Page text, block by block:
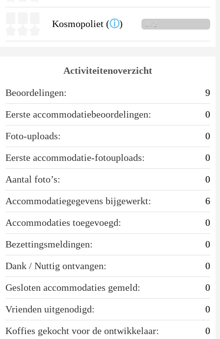
Kosmopoliet (ⓘ) 0 / 2
Activiteitenoverzicht
Beoordelingen:
9
Eerste accommodatiebeoordelingen:
0
Foto-uploads:
0
Eerste accommodatie-fotouploads:
0
Aantal foto’s:
0
Accommodatiegegevens bijgewerkt:
6
Accommodaties toegevoegd:
0
Bezettingsmeldingen:
0
Dank / Nuttig ontvangen:
0
Gesloten accommodaties gemeld:
0
Vrienden uitgenodigd:
0
Koffies gekocht voor de ontwikkelaar:
0